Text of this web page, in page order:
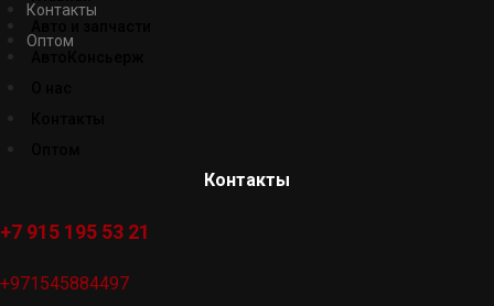
Контакты
Оптом
Контакты
+7 915 195 53 21
+971545884497